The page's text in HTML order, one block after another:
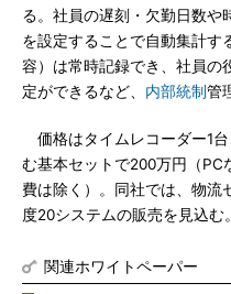
る。社員の遅刻・欠勤日数や
を設定することで自動集計す
容）は常時記録でき、社員の
定ができるなど、 内部統制管
価格はタイムレコーダー1
む基本セットで200万円（PC
費は除く）。同社では、物流
度20システムの販売を見込む。
関連ホワイトペーパー